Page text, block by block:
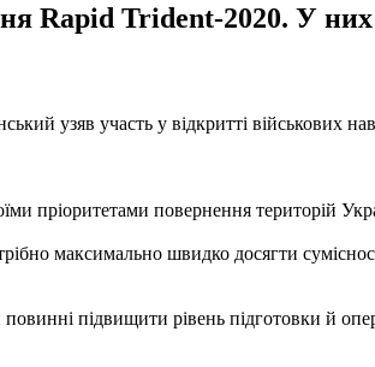
Rapid Trident-2020. У
узяв участь у відкритті військових
пріоритетами повернення територій
максимально швидко досягти
підвищити рівень підготовки й